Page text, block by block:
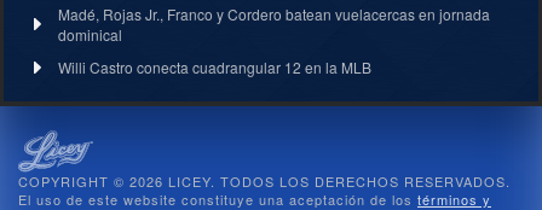
Madé, Rojas Jr., Franco y Cordero batean vuelacercas en jornada
dominical
Willi Castro conecta cuadrangular 12 en la MLB
COPYRIGHT © 2026 LICEY. TODOS LOS DERECHOS RESERVADOS.
El uso de este website constituye una aceptación de los términos y